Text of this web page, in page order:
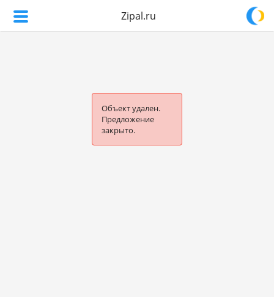
Zipal.ru
Объект удален.
Предложение
закрыто.